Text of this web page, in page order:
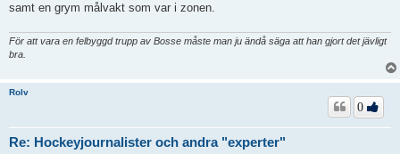
samt en grym målvakt som var i zonen.
För att vara en felbyggd trupp av Bosse måste man ju ändå säga att han gjort det jävligt
bra.
Rolv
Re: Hockeyjournalister och andra "experter"
0